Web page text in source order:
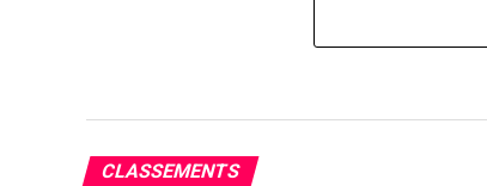
CLASSEMENTS